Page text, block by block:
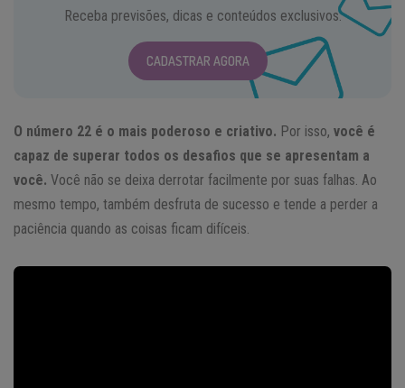
Receba previsões, dicas e conteúdos exclusivos.
CADASTRAR AGORA
O número 22 é o mais poderoso e criativo. Por isso, você é
capaz de superar todos os desafios que se apresentam a
você. Você não se deixa derrotar facilmente por suas falhas. Ao
mesmo tempo, também desfruta de sucesso e tende a perder a
paciência quando as coisas ficam difíceis.